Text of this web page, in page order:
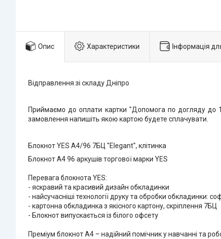
Опис Характеристики Інформація
Відправлення зі складу Дніпро
Приймаємо до оплати картки "Допомога по догляду до
замовлення напишіть якою картою будете сплачувати.
Блокнот YES А4/96 7БЦ "Elegant", клітинка
Блокнот А4 96 аркушів торгової марки YES
Перевага блокнота YES:
- яскравий та красивий дизайн обкладинки
- найсучасніші технології друку та обробки обкладинки:
- картонна обкладинка з якісного картону, скріплення 7БЦ
- Блокнот випускається із білого офсету
Преміум блокнот А4 – надійний помічник у навчанні та